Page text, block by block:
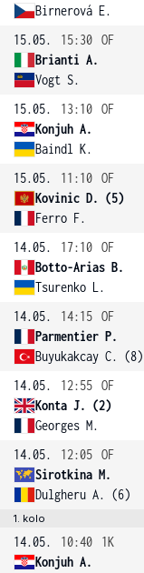
Birnerová E.
15.05.
15:30 OF
Brianti A.
Vogt S.
15.05.
13:10 OF
Konjuh A.
Baindl K.
15.05.
11:10 OF
Kovinic D. (5)
Ferro F.
14.05.
17:10 OF
Botto-Arias B.
Tsurenko L.
14.05.
14:15 OF
Parmentier P.
Buyukakcay C. (8)
14.05.
12:55 OF
Konta J. (2)
Georges M.
14.05.
12:05 OF
Sirotkina M.
Dulgheru A. (6)
1. kolo
14.05. 10:40
1K
Konjuh A.